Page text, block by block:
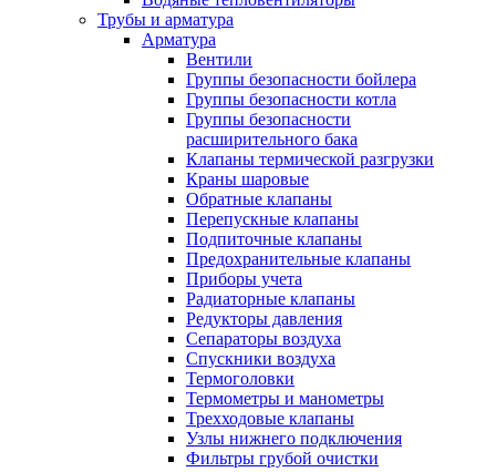
Трубы и арматура
Арматура
Вентили
Группы безопасности бойлера
Группы безопасности котла
Группы безопасности
расширительного бака
Клапаны термической разгрузки
Краны шаровые
Обратные клапаны
Перепускные клапаны
Подпиточные клапаны
Предохранительные клапаны
Приборы учета
Радиаторные клапаны
Редукторы давления
Сепараторы воздуха
Спускники воздуха
Термоголовки
Термометры и манометры
Трехходовые клапаны
Узлы нижнего подключения
Фильтры грубой очистки